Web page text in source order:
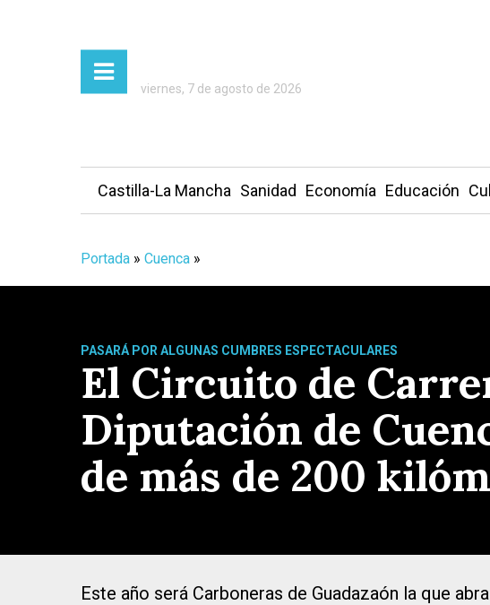
viernes, 7 de agosto de 2026
Castilla-La Mancha Sanidad Economía Educación
Portada » Cuenca »
PASARÁ POR ALGUNAS CUMBRES ESPECTACULARES
El Circuito de
Diputación de
de más de 200
Este año será Carboneras de Guadazaón la que